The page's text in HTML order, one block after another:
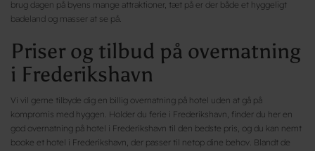
brug dagen på byens mange attraktioner, tæt på er der både et hyggeligt
badeland og masser at se på.
Priser og tilbud på overnatning
i Frederikshavn
Vi vil gerne tilbyde dig en billig overnatning på hotel uden at gå på
kompromis med hyggen. Holder du ferie i Frederikshavn, finder du her en
god overnatning på hotel i Frederikshavn til den bedste pris, og du kan nemt
booke et hotel i Frederikshavn, der passer til netop dine behov. Blandt de